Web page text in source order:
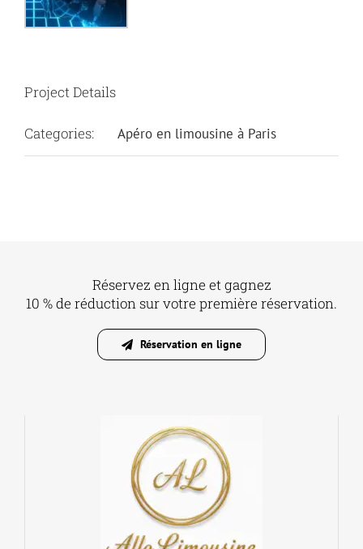
Project Details
Categories: Apéro en limousine à Paris
Réservez en ligne et gagnez
10 % de réduction sur votre première réservation.
Réservation en ligne